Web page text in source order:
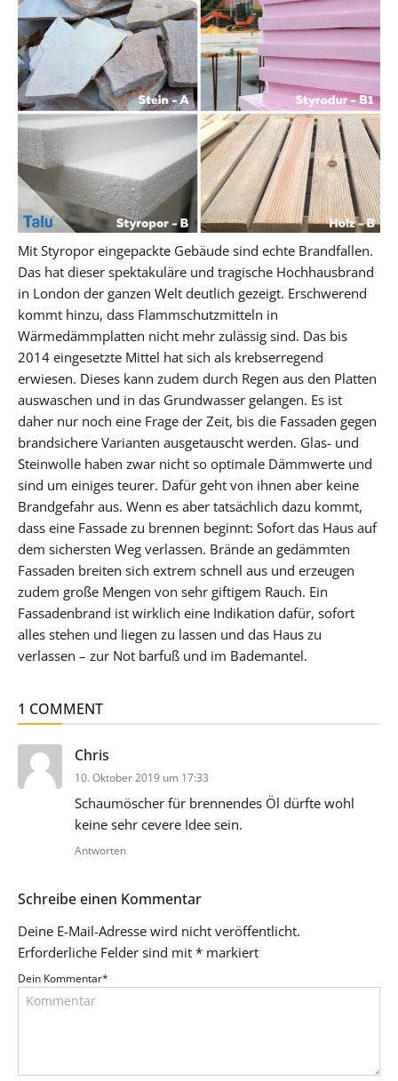
Mit Styropor eingepackte Gebäude sind echte Brandfallen.
Das hat dieser spektakuläre und tragische Hochhausbrand
in London der ganzen Welt deutlich gezeigt. Erschwerend
kommt hinzu, dass Flammschutzmitteln in
Wärmedämmplatten nicht mehr zulässig sind. Das bis
2014 eingesetzte Mittel hat sich als krebserregend
erwiesen. Dieses kann zudem durch Regen aus den Platten
auswaschen und in das Grundwasser gelangen. Es ist
daher nur noch eine Frage der Zeit, bis die Fassaden gegen
brandsichere Varianten ausgetauscht werden. Glas- und
Steinwolle haben zwar nicht so optimale Dämmwerte und
sind um einiges teurer. Dafür geht von ihnen aber keine
Brandgefahr aus. Wenn es aber tatsächlich dazu kommt,
dass eine Fassade zu brennen beginnt: Sofort das Haus auf
dem sichersten Weg verlassen. Brände an gedämmten
Fassaden breiten sich extrem schnell aus und erzeugen
zudem große Mengen von sehr giftigem Rauch. Ein
Fassadenbrand ist wirklich eine Indikation dafür, sofort
alles stehen und liegen zu lassen und das Haus zu
verlassen – zur Not barfuß und im Bademantel.
1 COMMENT
Chris
10. Oktober 2019 um 17:33
Schaumöscher für brennendes Öl dürfte wohl
keine sehr cevere Idee sein.
Antworten
Schreibe einen Kommentar
Deine E-Mail-Adresse wird nicht veröffentlicht.
Erforderliche Felder sind mit * markiert
Dein Kommentar*